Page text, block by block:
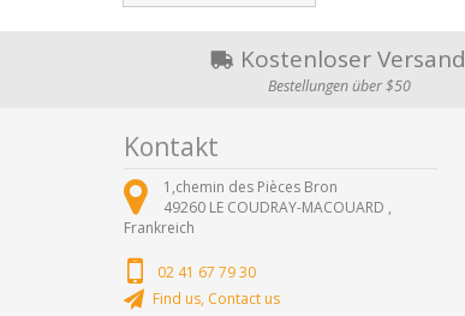
Kostenloser Versand
Bestellungen über $50
Kontakt
1,chemin des Pièces Bron
49260 LE COUDRAY-MACOUARD ,
Frankreich
02 41 67 79 30
Find us, Contact us